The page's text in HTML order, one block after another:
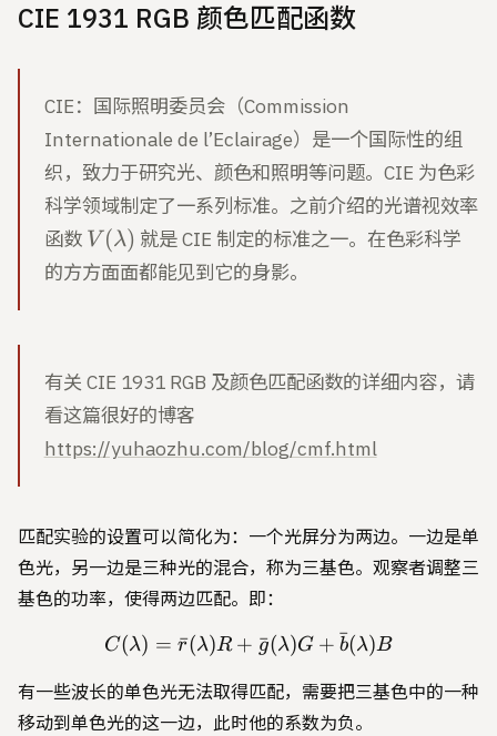
CIE 1931 RGB 颜色匹配函数
CIE：国际照明委员会（Commission
Internationale de l’Eclairage）是一个国际性的组
织，致力于研究光、颜色和照明等问题。CIE 为色彩
科学领域制定了一系列标准。之前介绍的光谱视效率
函数 V(\lambda)
V (λ) 就是 CIE 制定的标准之一。在色彩科学
的方方面面都能见到它的身影。
有关 CIE 1931 RGB 及颜色匹配函数的详细内容，请
看这篇很好的博客
https://yuhaozhu.com/blog/cmf.html
匹配实验的设置可以简化为：一个光屏分为两边。一边是单
色光，另一边是三种光的混合，称为三基色。观察者调整三
基色的功率，使得两边匹配。即：
C(\lambda) =
C(λ) = r
ˉ(λ)R + g
ˉ(λ)G + b
ˉ(λ)B
有一些波长的单色光无法取得匹配，需要把三基色中的一种
移动到单色光的这一边，此时他的系数为负。